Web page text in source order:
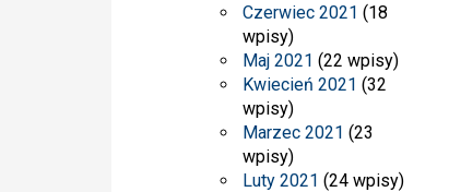
Czerwiec 2021 (18
wpisy)
Maj 2021 (22 wpisy)
Kwiecień 2021 (32
wpisy)
Marzec 2021 (23
wpisy)
Luty 2021 (24 wpisy)